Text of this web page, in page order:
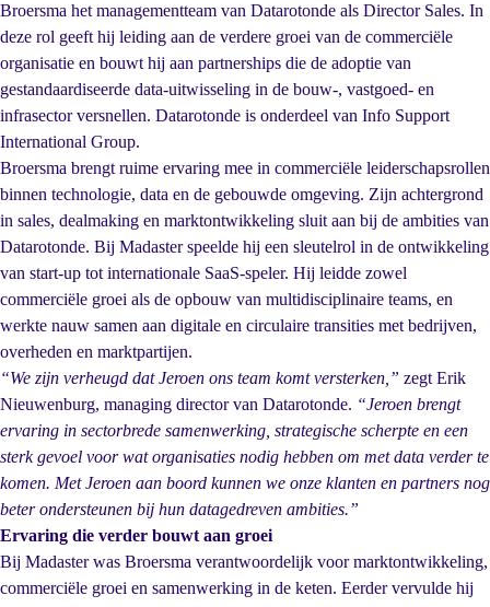
Broersma het managementteam van Datarotonde als Director Sales. In
deze rol geeft hij leiding aan de verdere groei van de commerciële
organisatie en bouwt hij aan partnerships die de adoptie van
gestandaardiseerde data-uitwisseling in de bouw-, vastgoed- en
infrasector versnellen. Datarotonde is onderdeel van Info Support
International Group.
Broersma brengt ruime ervaring mee in commerciële leiderschapsrollen
binnen technologie, data en de gebouwde omgeving. Zijn achtergrond
in sales, dealmaking en marktontwikkeling sluit aan bij de ambities van
Datarotonde. Bij Madaster speelde hij een sleutelrol in de ontwikkeling
van start-up tot internationale SaaS-speler. Hij leidde zowel
commerciële groei als de opbouw van multidisciplinaire teams, en
werkte nauw samen aan digitale en circulaire transities met bedrijven,
overheden en marktpartijen.
“We zijn verheugd dat Jeroen ons team komt versterken,” zegt Erik
Nieuwenburg, managing director van Datarotonde. “Jeroen brengt
ervaring in sectorbrede samenwerking, strategische scherpte en een
sterk gevoel voor wat organisaties nodig hebben om met data verder te
komen. Met Jeroen aan boord kunnen we onze klanten en partners nog
beter ondersteunen bij hun datagedreven ambities.”
Ervaring die verder bouwt aan groei
Bij Madaster was Broersma verantwoordelijk voor marktontwikkeling,
commerciële groei en samenwerking in de keten. Eerder vervulde hij